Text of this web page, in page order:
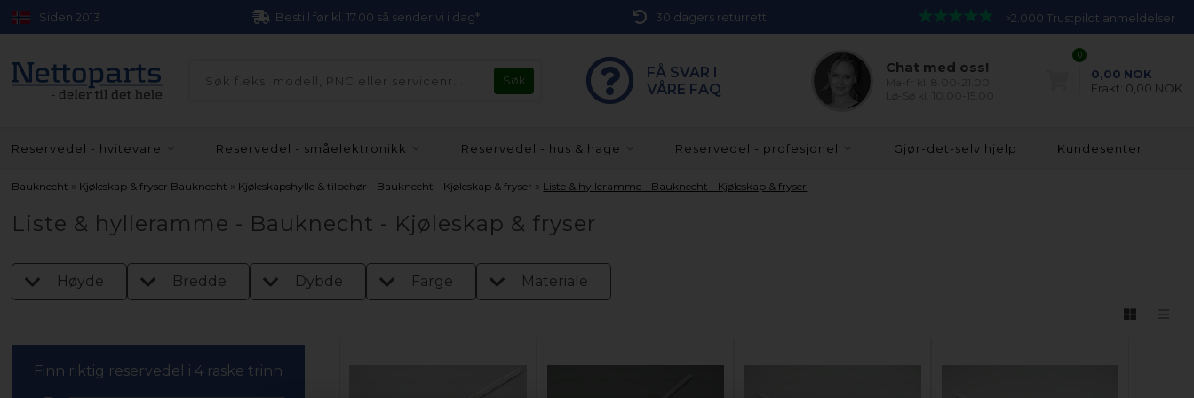
Siden 2013 Bestill før kl. 17.00 så sender vi i dag* 30 dagers returrett >2.000 Trustpilot anmeldelser
FÅ SVAR I
VÅRE FAQ
Chat med oss!
0
0,00 NOK
Frakt: 0,00 NOK
Reservedel - hvitevare Reservedel - småelektronikk Reservedel - hus & hage Reservedel - profesjonel Gjør-det-selv hjelp Kundesenter
Bauknecht » Kjøleskap & fryser Bauknecht » Kjøleskapshylle & tilbehør - Bauknecht - Kjøleskap & fryser » Liste & hylleramme - Bauknecht - Kjøleskap & fryser
Liste & hylleramme - Bauknecht - Kjøleskap & fryser
Høyde Bredde Dybde Farge Materiale
Finn riktig reservedel i 4 raske trinn